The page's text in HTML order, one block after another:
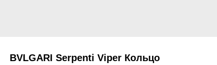
BVLGARI Serpenti Viper Кольцо